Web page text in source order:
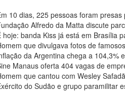
10 dias, 225 pessoas foram
Alfredo da Matta discute
hoje: banda Kiss já está em Brasília
que divulgava fotos de
da Argentina chega a 104,3%
Manaus oferta 404 vagas de
que cantou com Wesley
do Sudão e grupo paramilitar